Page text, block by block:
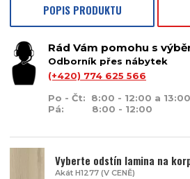
POPIS PRODUKTU
Rád Vám pomohu s
Odborník přes nábytek
(+420) 774 625 566
Po - Čt: 8:00 - 12:00 a
Pá: 8:00 - 12:00
Vyberte odstín lamina na
Akát H1277 (V CENĚ)